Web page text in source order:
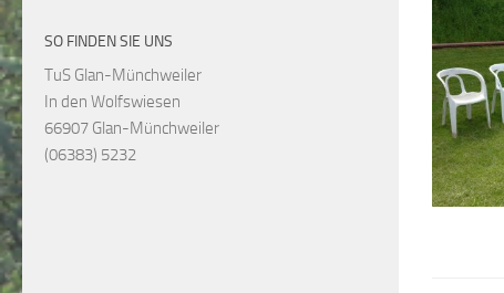
SO FINDEN SIE UNS
TuS Glan-Münchweiler
In den Wolfswiesen
66907 Glan-Münchweiler
(06383) 5232